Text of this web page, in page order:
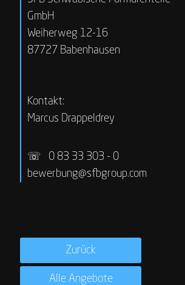
GmbH
Weiherweg 12-16
87727 Babenhausen
Kontakt:
Marcus Drappeldrey
☏
0 83 33 303 - 0
bewerbung@sfbgroup.com
Zurück
Alle Angebote